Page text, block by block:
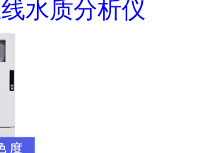
水质分析仪